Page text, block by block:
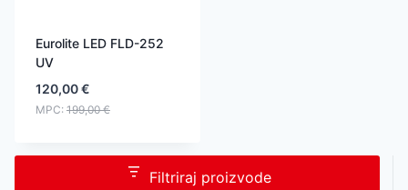
Eurolite LED FLD-252
UV
120,00€
MPC: 199,00€
Filtriraj proizvode